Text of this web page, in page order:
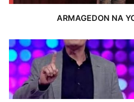
ARMAGEDON NA